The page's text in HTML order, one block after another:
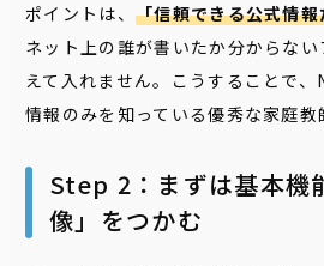
ポイントは、 「信頼できる公式情
ネット上の誰が書いたか分からな
えて入れません。こうすることで
情報のみを知っている優秀な家庭教
Step 2：まずは基本機
像」をつかむ